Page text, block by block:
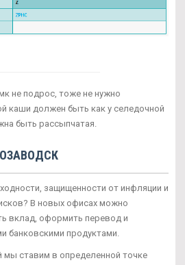
не подрос, тоже не нужно
каши должен быть как у селедочной
быть рассыпчатая.
защищенности от инфляции и
В новых офисах можно
вклад, оформить перевод и
банковскими продуктами.
мы ставим в определенной точке